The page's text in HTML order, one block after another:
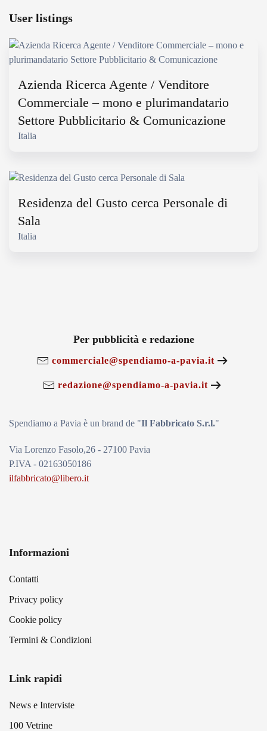
User listings
Azienda Ricerca Agente / Venditore
Commerciale – mono e plurimandatario
Settore Pubblicitario & Comunicazione
Italia
Residenza del Gusto cerca Personale di
Sala
Italia
Per pubblicità e redazione
commerciale@spendiamo-a-pavia.it
redazione@spendiamo-a-pavia.it
Spendiamo a Pavia è un brand de "Il Fabbricato S.r.l."
Via Lorenzo Fasolo,26 - 27100 Pavia
P.IVA - 02163050186
ilfabbricato@libero.it
Informazioni
Contatti
Privacy policy
Cookie policy
Termini & Condizioni
Link rapidi
News e Interviste
100 Vetrine